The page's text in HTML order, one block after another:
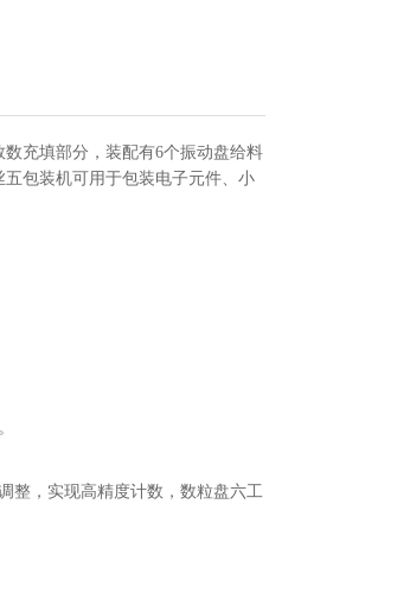
充填部分，装配有6个振动盘给料
包装机可用于包装电子元件、小
整，实现高精度计数，数粒盘六工